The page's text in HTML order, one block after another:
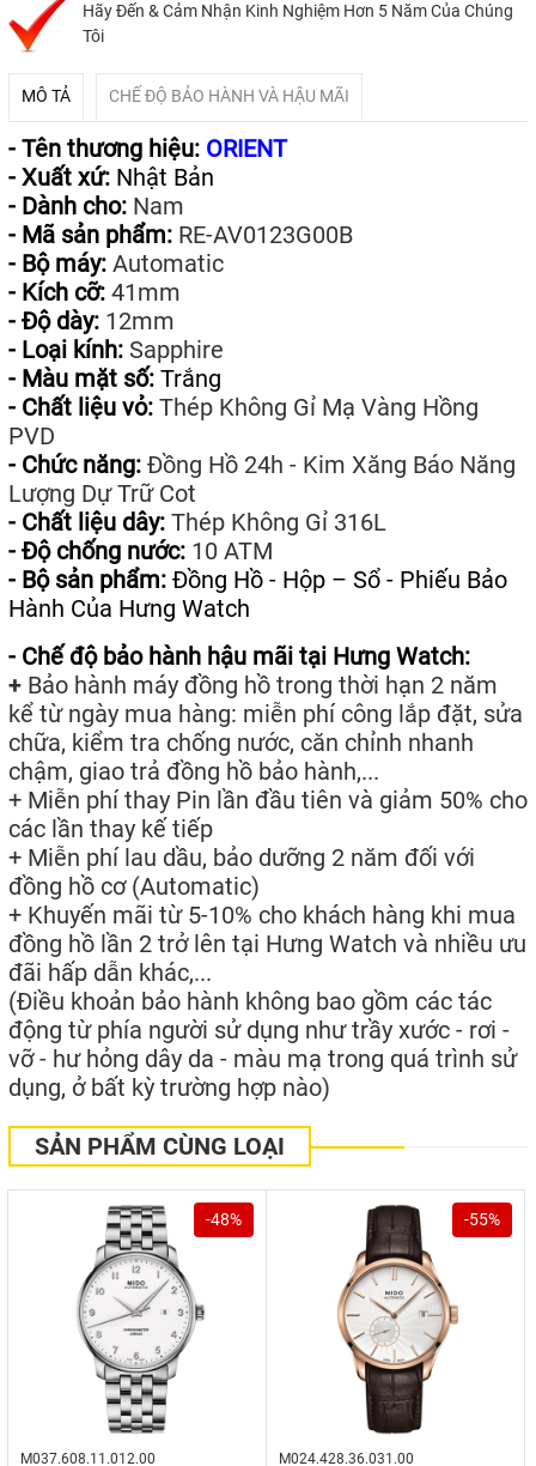
Hãy Đến & Cảm Nhận Kinh Nghiệm Hơn 5 Năm Của Chúng
Tôi
MÔ TẢ CHẾ ĐỘ BẢO HÀNH VÀ HẬU MÃI
- Tên thương hiệu: ORIENT
- Xuất xứ: Nhật Bản
- Dành cho:Nam
- Mã sản phẩm:RE-AV0123G00B
- Bộ máy:Automatic
- Kích cỡ:41mm
- Độ dày:12mm
- Loại kính:Sapphire
- Màu mặt số: Trắng
- Chất liệu vỏ:Thép Không Gỉ Mạ Vàng Hồng
PVD
- Chức năng:Đồng Hồ 24h - Kim Xăng Báo Năng
Lượng Dự Trữ Cot
- Chất liệu dây:Thép Không Gỉ 316L
- Độ chống nước:10 ATM
- Bộ sản phẩm: Đồng Hồ - Hộp – Sổ - Phiếu Bảo
Hành Của Hưng Watch
- Chế độ bảo hành hậu mãi tại Hưng Watch:
+ Bảo hành máy đồng hồ trong thời hạn 2 năm
kể từ ngày mua hàng: miễn phí công lắp đặt, sửa
chữa, kiểm tra chống nước, căn chỉnh nhanh
chậm, giao trả đồng hồ bảo hành,...
+ Miễn phí thay Pin lần đầu tiên và giảm 50% cho
các lần thay kế tiếp
+ Miễn phí lau dầu, bảo dưỡng 2 năm đối với
đồng hồ cơ (Automatic)
+ Khuyến mãi từ 5-10% cho khách hàng khi mua
đồng hồ lần 2 trở lên tại Hưng Watch và nhiều ưu
đãi hấp dẫn khác,...
(Điều khoản bảo hành không bao gồm các tác
động từ phía người sử dụng như trầy xước - rơi -
vỡ - hư hỏng dây da - màu mạ trong quá trình sử
dụng, ở bất kỳ trường hợp nào)
SẢN PHẨM CÙNG LOẠI
-48%
M037.608.11.012.00
-55%
M024.428.36.031.00